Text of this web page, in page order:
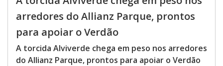
arredores do Allianz Parque, prontos
para apoiar o Verdão
A torcida Alviverde chega em peso nos arredores
do Allianz Parque, prontos para apoiar o Verdão